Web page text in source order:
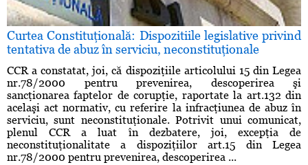
Curtea Constituţională: Dispozitiile legislative privind
tentativa de abuz în serviciu, neconstituţionale
CCR a constatat, joi, că dispoziţiile articolului 15 din Legea
nr.78/2000 pentru prevenirea, descoperirea şi
sancţionarea faptelor de corupţie, raportate la art.132 din
acelaşi act normativ, cu referire la infracţiunea de abuz în
serviciu, sunt neconstituţionale. Potrivit unui comunicat,
plenul CCR a luat în dezbatere, joi, excepţia de
neconstituţionalitate a dispoziţiilor art.15 din Legea
nr.78/2000 pentru prevenirea, descoperirea ...